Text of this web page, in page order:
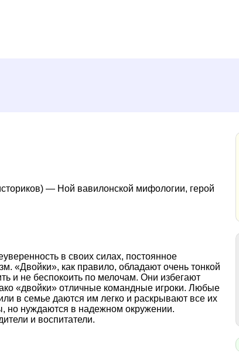
— Ной вавилонской мифологии, герой
в своих силах, постоянное
«Двойки», как правило, обладают очень тонкой
и не беспокоить по мелочам. Они избегают
«двойки» отличные командные игроки. Любые
в семье даются им легко и раскрывают все их
но нуждаются в надежном окружении.
и воспитатели.